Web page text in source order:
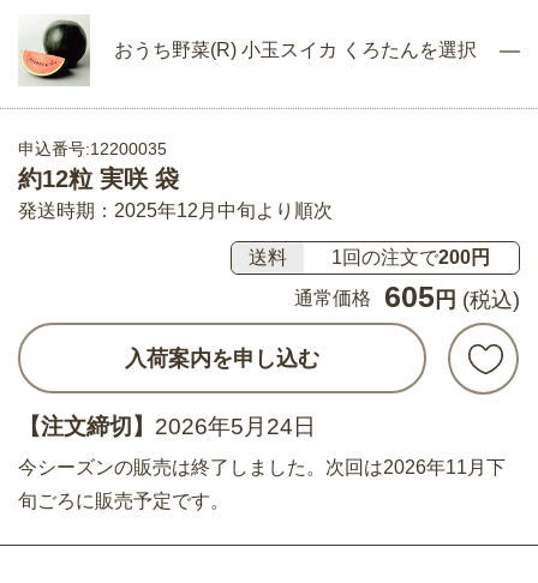
おうち野菜(R) 小玉スイカ くろたんを選択
申込番号:12200035
約12粒 実咲 袋
発送時期：2025年12月中旬より順次
送料 1回の注文で200円
通常価格
605 円 (税込)
入荷案内を申し込む
【注文締切】 2026年5月24日
今シーズンの販売は終了しました。次回は2026年11月下
旬ごろに販売予定です。